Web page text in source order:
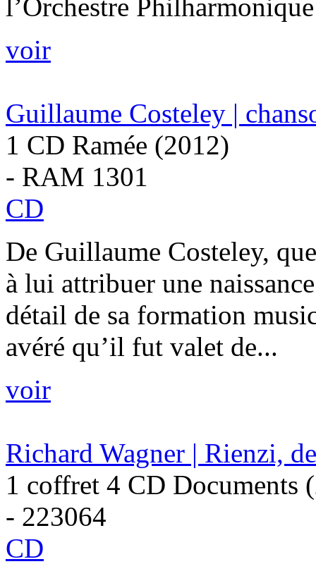
l’Orchestre
voir
Guillaume Costeley |
1 CD Ramée (2012)
- RAM 1301
CD
De Guillaume Costeley,
à lui attribuer une
détail de sa formation
avéré qu’il fut valet de...
voir
Richard Wagner | Rienzi,
1 coffret 4 CD Documents
- 223064
CD